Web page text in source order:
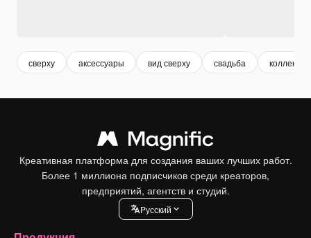
сверху аксессуары вид сверху свадьба коллекция
Креативная платформа для создания ваших лучших работ.
Более 1 миллиона подписчиков среди креаторов,
предприятий, агентств и студий.
Pусский